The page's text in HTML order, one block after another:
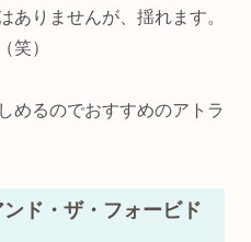
ありませんが、揺れます。
笑）
めるのでおすすめのアトラ
ド・ザ・フォービド